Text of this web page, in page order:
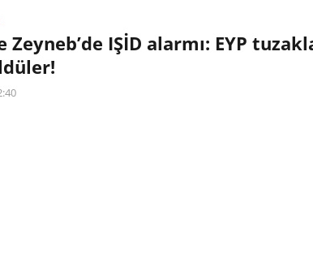
Zeyneb’de IŞİD alarmı: EYP